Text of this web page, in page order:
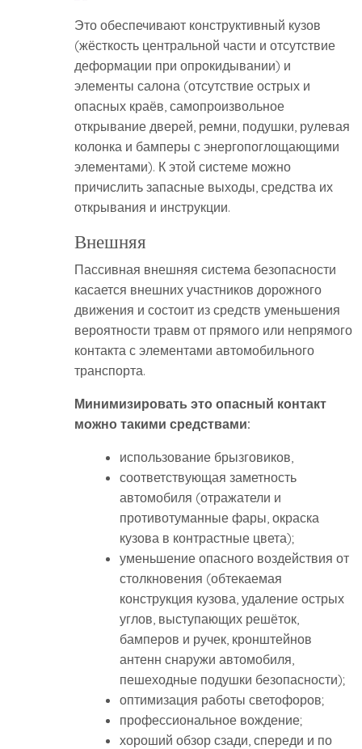
Это обеспечивают конструктивный кузов
(жёсткость центральной части и отсутствие
деформации при опрокидывании) и
элементы салона (отсутствие острых и
опасных краёв, самопроизвольное
открывание дверей, ремни, подушки, рулевая
колонка и бамперы с энергопоглощающими
элементами). К этой системе можно
причислить запасные выходы, средства их
открывания и инструкции.
Внешняя
Пассивная внешняя система безопасности
касается внешних участников дорожного
движения и состоит из средств уменьшения
вероятности травм от прямого или непрямого
контакта с элементами автомобильного
транспорта.
Минимизировать это опасный контакт
можно такими средствами:
использование брызговиков,
соответствующая заметность
автомобиля (отражатели и
противотуманные фары, окраска
кузова в контрастные цвета);
уменьшение опасного воздействия от
столкновения (обтекаемая
конструкция кузова, удаление острых
углов, выступающих решёток,
бамперов и ручек, кронштейнов
антенн снаружи автомобиля,
пешеходные подушки безопасности);
оптимизация работы светофоров;
профессиональное вождение;
хороший обзор сзади, спереди и по